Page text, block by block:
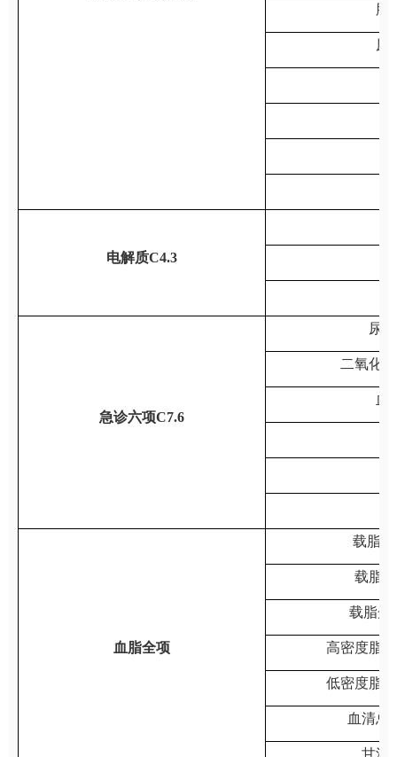
肌
尿
电解质C4.3
急诊六项C7.6
尿
二氧化
血
血脂全项
载脂
载脂
载脂蛋
高密度脂
低密度脂
血清总
甘油